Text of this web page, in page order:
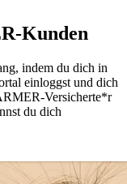
Kunden
indem du dich in
einloggst und dich
Versicherte*r
du dich